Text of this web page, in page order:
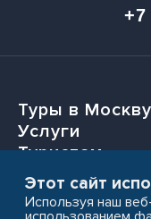
+7
Туры в Москву
Услуги
Туристам
Агентствам
Этот сайт
Используя наш